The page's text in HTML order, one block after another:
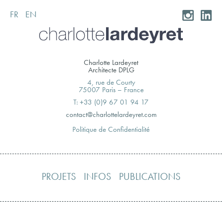
Skip
to
FR EN
Charlotte Lardeyret
Architecte DPLG
4, rue de Courty
75007 Paris – France
T: +33 (0)9 67 01 94 17
moc.teryedralettolrahc@tcatnoc
Politique de Confidentialité
PROJETS INFOS PUBLICATIONS